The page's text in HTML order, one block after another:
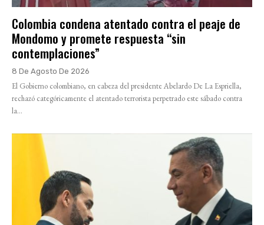
Colombia condena atentado contra el peaje de
Mondomo y promete respuesta “sin
contemplaciones”
8 De Agosto De 2026
El Gobierno colombiano, en cabeza del presidente Abelardo De La Espriella,
rechazó categóricamente el atentado terrorista perpetrado este sábado contra
la...